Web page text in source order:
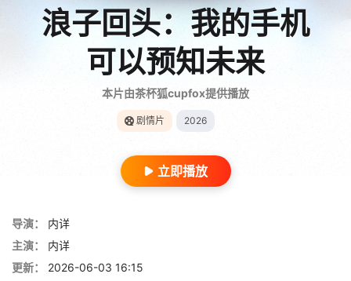
浪子回头：我的手机
可以预知未来
本片由茶杯狐cupfox提供播放
剧情片 2026
立即播放
导演：
内详
主演：
内详
更新：
2026-06-03 16:15